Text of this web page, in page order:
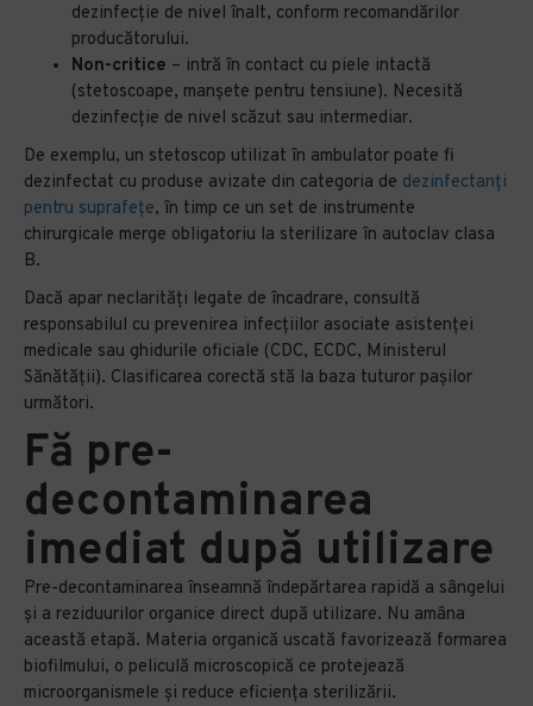
dezinfecție de nivel înalt, conform recomandărilor
producătorului.
Non-critice – intră în contact cu piele intactă
(stetoscoape, manșete pentru tensiune). Necesită
dezinfecție de nivel scăzut sau intermediar.
De exemplu, un stetoscop utilizat în ambulator poate fi
dezinfectat cu produse avizate din categoria de dezinfectanți
pentru suprafețe, în timp ce un set de instrumente
chirurgicale merge obligatoriu la sterilizare în autoclav clasa
B.
Dacă apar neclarități legate de încadrare, consultă
responsabilul cu prevenirea infecțiilor asociate asistenței
medicale sau ghidurile oficiale (CDC, ECDC, Ministerul
Sănătății). Clasificarea corectă stă la baza tuturor pașilor
următori.
Fă pre-
decontaminarea
imediat după utilizare
Pre-decontaminarea înseamnă îndepărtarea rapidă a sângelui
și a reziduurilor organice direct după utilizare. Nu amâna
această etapă. Materia organică uscată favorizează formarea
biofilmului, o peliculă microscopică ce protejează
microorganismele și reduce eficiența sterilizării.